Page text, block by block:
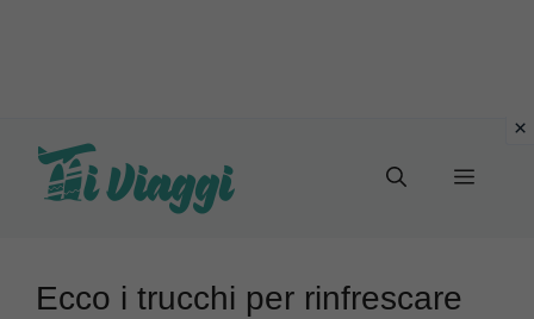
Menu
Ecco i trucchi per rinfrescare